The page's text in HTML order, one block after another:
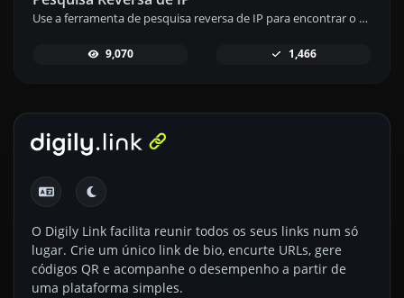
Use a ferramenta de pesquisa reversa de IP para encontrar o domínio ou host associado a qualquer endereço IP de forma rápida e fácil.
9,070 1,466
O Digily Link facilita reunir todos os seus links num só
lugar. Crie um único link de bio, encurte URLs, gere
códigos QR e acompanhe o desempenho a partir de
uma plataforma simples.